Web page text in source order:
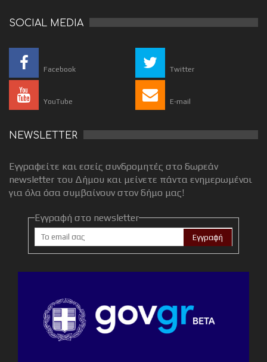
SOCIAL MEDIA
Facebook Twitter
YouTube E-mail
NEWSLETTER
Εγγραφείτε και εσείς συνδρομητές στο δωρεάν
newsletter του Δήμου και μείνετε πάντα ενημερωμένοι
για όλα όσα συμβαίνουν στον δήμο μας!
Εγγραφή στο newsletter